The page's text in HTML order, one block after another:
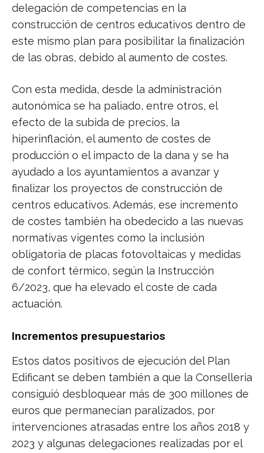
delegación de competencias en la
construcción de centros educativos dentro de
este mismo plan para posibilitar la finalización
de las obras, debido al aumento de costes.
Con esta medida, desde la administración
autonómica se ha paliado, entre otros, el
efecto de la subida de precios, la
hiperinflación, el aumento de costes de
producción o el impacto de la dana y se ha
ayudado a los ayuntamientos a avanzar y
finalizar los proyectos de construcción de
centros educativos. Además, ese incremento
de costes también ha obedecido a las nuevas
normativas vigentes como la inclusión
obligatoria de placas fotovoltaicas y medidas
de confort térmico, según la Instrucción
6/2023, que ha elevado el coste de cada
actuación.
Incrementos presupuestarios
Estos datos positivos de ejecución del Plan
Edificant se deben también a que la Conselleria
consiguió desbloquear más de 300 millones de
euros que permanecían paralizados, por
intervenciones atrasadas entre los años 2018 y
2023 y algunas delegaciones realizadas por el